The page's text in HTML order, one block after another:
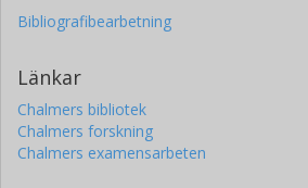
Bibliografibearbetning
Länkar
Chalmers bibliotek
Chalmers forskning
Chalmers examensarbeten